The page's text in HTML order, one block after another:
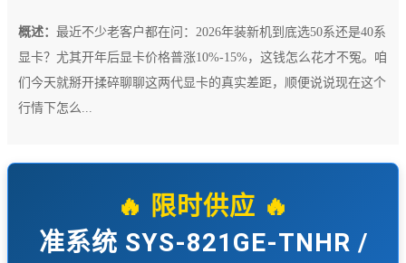
概述： 最近不少老客户都在问：2026年装新机到底选50系还是40系
显卡？尤其开年后显卡价格普涨10%-15%，这钱怎么花才不冤。咱
们今天就掰开揉碎聊聊这两代显卡的真实差距，顺便说说现在这个
行情下怎么...
🔥 限时供应 🔥
准系统 SYS-821GE-TNHR /